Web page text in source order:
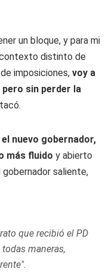
un bloque, y para mi
distinto de
imposiciones, voy a
sin perder la
nuevo gobernador,
más fluido y abierto
saliente,
que recibió el PD
maneras,